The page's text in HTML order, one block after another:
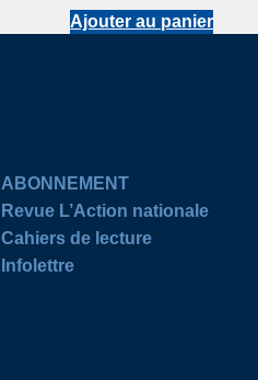
Ajouter au panier
ABONNEMENT
Revue L’Action nationale
Cahiers de lecture
Infolettre